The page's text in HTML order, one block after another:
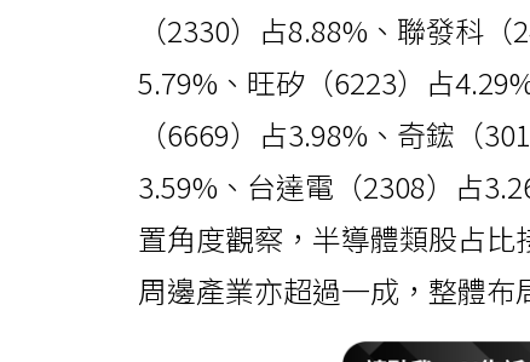
（2330）占8.88%、聯發科
5.79%、旺矽（6223）占
（6669）占3.98%、奇鋐（
3.59%、台達電（2308）占
置角度觀察，半導體類股占
周邊產業亦超過一成，整體布